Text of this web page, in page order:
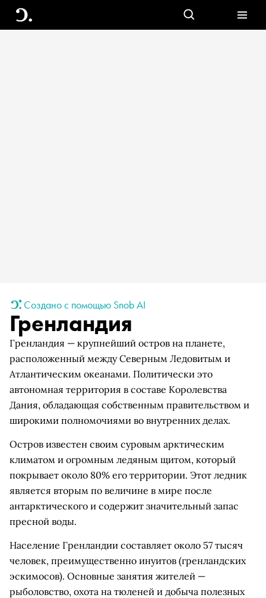
Создано с помощью Snob AI
Гренландия
Гренландия — крупнейший остров на планете,
расположенный между Северным Ледовитым и
Атлантическим океанами. Политически это
автономная территория в составе Королевства
Дания, обладающая собственным правительством и
широкими полномочиями во внутренних делах.
Остров известен своим суровым арктическим
климатом и огромным ледяным щитом, который
покрывает около 80% его территории. Этот ледник
является вторым по величине в мире после
антарктического и содержит значительный запас
пресной воды.
Население Гренландии составляет около 57 тысяч
человек, преимущественно инуитов (гренландских
эскимосов). Основные занятия жителей —
рыболовство, охота на тюленей и добыча полезных